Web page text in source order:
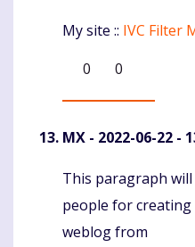
My site :: IVC Filter
0
0
MX - 2022-06-22 -
Komentaras
This paragraph
people for
weblog from